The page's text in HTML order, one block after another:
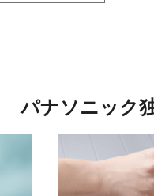
パナソニック